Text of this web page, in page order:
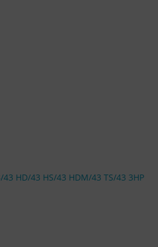
HD/43 HS/43 HDM/43 TS/43 3HP